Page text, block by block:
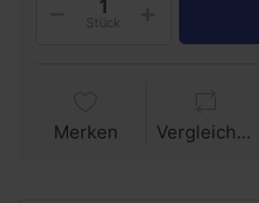
Stück
Merken Vergleichen